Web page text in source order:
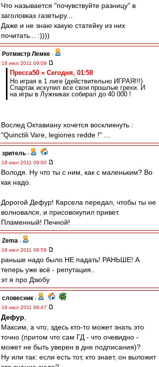
Что называется "почувствуйте разницу" в
заголовках газетыру...
Даже и не знаю какую статейку из них
почитать... :))))
Ротмистр Лемке -
18 июл 2011 09:09
Пресса50 » Сегодня, 01:58
Но играя в 1 лиге (действительно ИГРАЯ!!!)
Спартак искупил все свои прошлые грехи. И
на игры в Лужниках собирал до 40 000 !
Вослед Октавиану хочется воскликнуть :
"Quinctili Vare, legiones redde !" ...
зpитель -
18 июл 2011 09:00
Володя. Ну что ты с ним, как с маленьким? Во
как надо.
Дорогой Дефур! Карсела передал, чтобы ты не
волновался, и присовокупил привет.
Пламенный! Печной!
Zema -
18 июл 2011 08:58
раньше надо было НЕ падать! РАНЬШЕ! А
теперь уже всё - репутация..
эт я про Дзюбу
словесник -
18 июл 2011 08:47
Дефур
Максим, а что, здесь кто-то может знать это
точно (притом что сам ГД - что очевидно -
может не быть уверен в дне подписания)?
Ну или так: если есть тот, кто знает, он выложит